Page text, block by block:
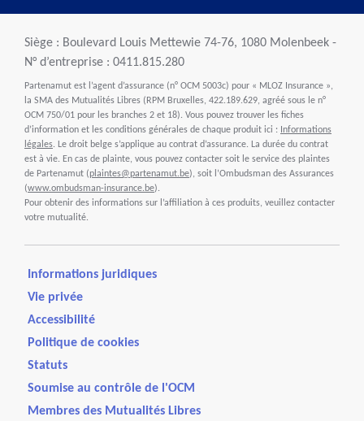
Siège : Boulevard Louis Mettewie 74-76, 1080 Molenbeek -
N° d’entreprise : 0411.815.280
Partenamut est l’agent d’assurance (n° OCM 5003c) pour « MLOZ Insurance »,
la SMA des Mutualités Libres (RPM Bruxelles, 422.189.629, agréé sous le n°
OCM 750/01 pour les branches 2 et 18). Vous pouvez trouver les fiches
d’information et les conditions générales de chaque produit ici : Informations
légales. Le droit belge s’applique au contrat d’assurance. La durée du contrat
est à vie. En cas de plainte, vous pouvez contacter soit le service des plaintes
de Partenamut (plaintes@partenamut.be), soit l’Ombudsman des Assurances
(www.ombudsman-insurance.be).
Pour obtenir des informations sur l’affiliation à ces produits, veuillez contacter
votre mutualité.
Informations juridiques
Vie privée
Accessibilité
Politique de cookies
Statuts
Soumise au contrôle de l'OCM
Membres des Mutualités Libres